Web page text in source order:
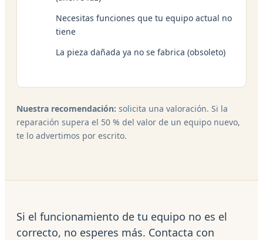
Necesitas funciones que tu equipo actual no
tiene
La pieza dañada ya no se fabrica (obsoleto)
Nuestra recomendación: solicita una valoración. Si la
reparación supera el 50 % del valor de un equipo nuevo,
te lo advertimos por escrito.
Si el funcionamiento de tu equipo no es el
correcto, no esperes más. Contacta con